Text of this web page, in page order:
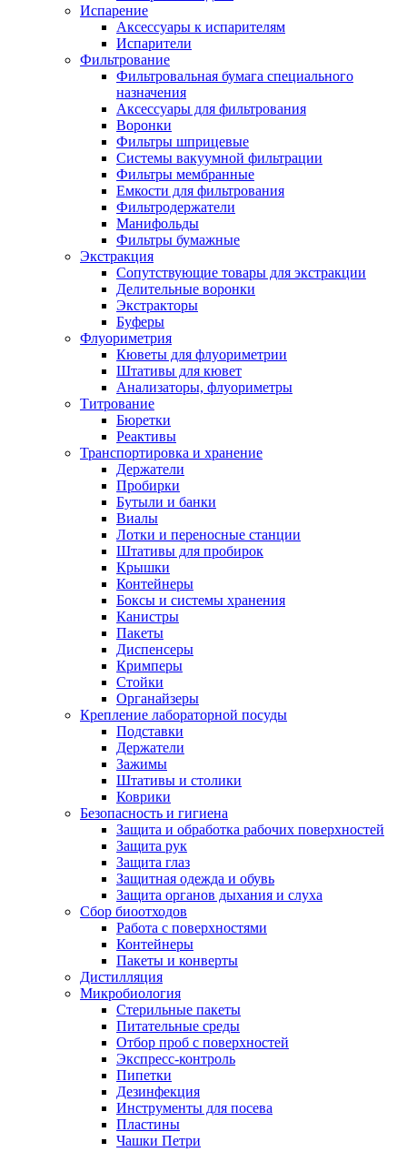
Испарение
Аксессуары к испарителям
Испарители
Фильтрование
Фильтровальная бумага специального
назначения
Аксессуары для фильтрования
Воронки
Фильтры шприцевые
Системы вакуумной фильтрации
Фильтры мембранные
Емкости для фильтрования
Фильтродержатели
Манифольды
Фильтры бумажные
Экстракция
Сопутствующие товары для экстракции
Делительные воронки
Экстракторы
Буферы
Флуориметрия
Кюветы для флуориметрии
Штативы для кювет
Анализаторы, флуориметры
Титрование
Бюретки
Реактивы
Транспортировка и хранение
Держатели
Пробирки
Бутыли и банки
Виалы
Лотки и переносные станции
Штативы для пробирок
Крышки
Контейнеры
Боксы и системы хранения
Канистры
Пакеты
Диспенсеры
Кримперы
Стойки
Органайзеры
Крепление лабораторной посуды
Подставки
Держатели
Зажимы
Штативы и столики
Коврики
Безопасность и гигиена
Защита и обработка рабочих поверхностей
Защита рук
Защита глаз
Защитная одежда и обувь
Защита органов дыхания и слуха
Сбор биоотходов
Работа с поверхностями
Контейнеры
Пакеты и конверты
Дистилляция
Микробиология
Стерильные пакеты
Питательные среды
Отбор проб с поверхностей
Экспресс-контроль
Пипетки
Дезинфекция
Инструменты для посева
Пластины
Чашки Петри